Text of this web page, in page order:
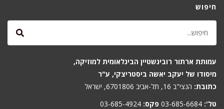
חיפוש
עמותת ארתור רובינשטיין הבינלאומית למוזיקה,
מיסודו של יעקב יאשה ביסטריצקי, ע"ר
כתובת: הנצי"ב 16, תל-אביב 6701806, ישראל
טל': 03-685-6684 פקס: 03-685-4924